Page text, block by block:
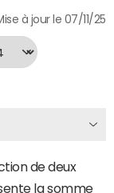
à jour le 07/11/25
de deux
la somme